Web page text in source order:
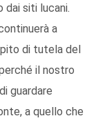
dai siti lucani.
a
di tutela del
il nostro
guardare
a quello che